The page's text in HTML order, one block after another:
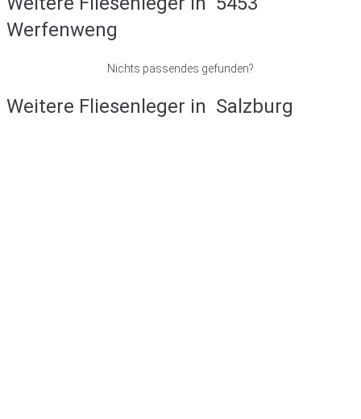
Werfenweng
Nichts passendes gefunden?
Weitere Fliesenleger in Salzburg